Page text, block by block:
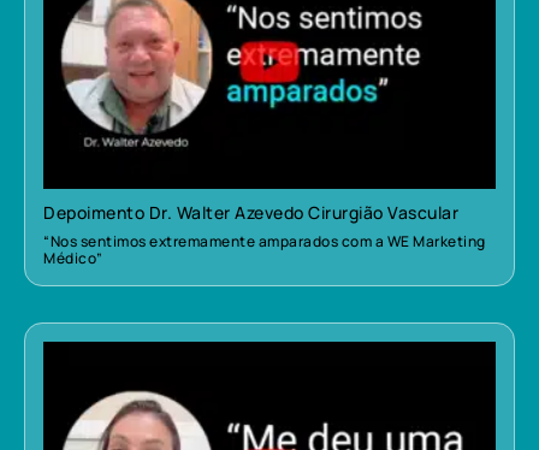
Depoimento Dr. Walter Azevedo Cirurgião Vascular
“Nos sentimos extremamente amparados com a WE Marketing
Médico”